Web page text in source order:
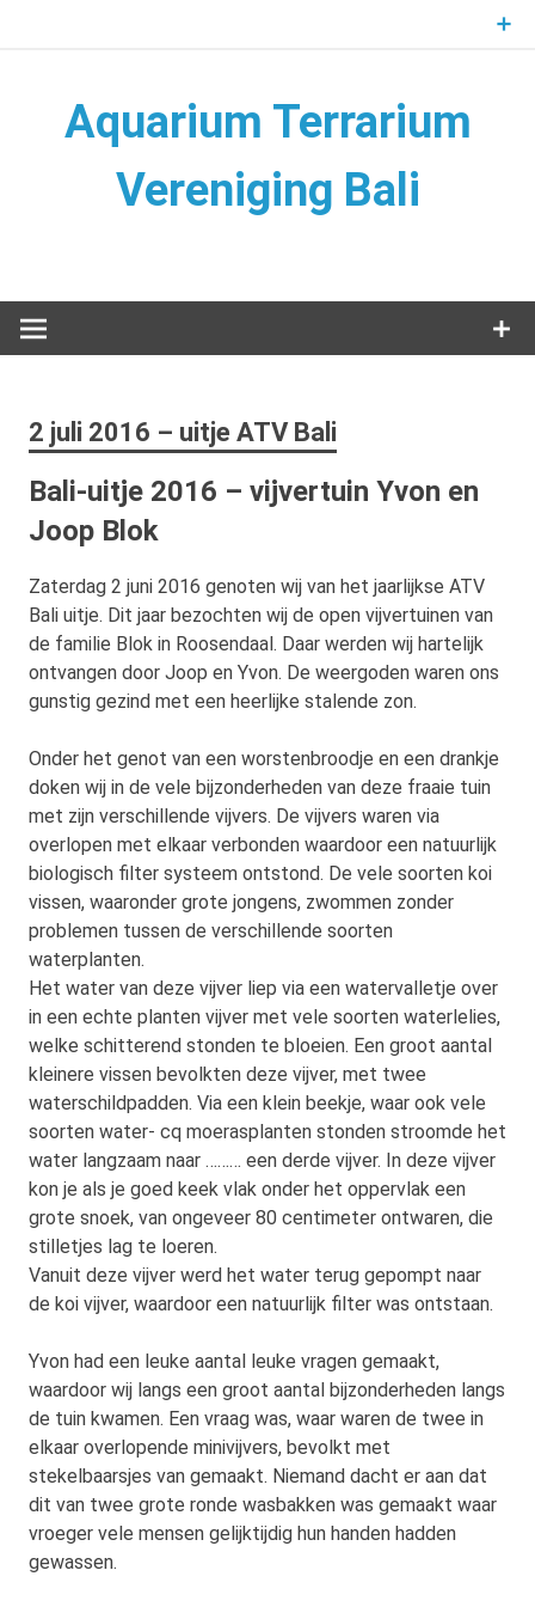
Aquarium Terrarium
Vereniging Bali
2 juli 2016 – uitje ATV Bali
Bali-uitje 2016 – vijvertuin Yvon en
Joop Blok
Zaterdag 2 juni 2016 genoten wij van het jaarlijkse ATV
Bali uitje. Dit jaar bezochten wij de open vijvertuinen van
de familie Blok in Roosendaal. Daar werden wij hartelijk
ontvangen door Joop en Yvon. De weergoden waren ons
gunstig gezind met een heerlijke stalende zon.
Onder het genot van een worstenbroodje en een drankje
doken wij in de vele bijzonderheden van deze fraaie tuin
met zijn verschillende vijvers. De vijvers waren via
overlopen met elkaar verbonden waardoor een natuurlijk
biologisch filter systeem ontstond. De vele soorten koi
vissen, waaronder grote jongens, zwommen zonder
problemen tussen de verschillende soorten
waterplanten.
Het water van deze vijver liep via een watervalletje over
in een echte planten vijver met vele soorten waterlelies,
welke schitterend stonden te bloeien. Een groot aantal
kleinere vissen bevolkten deze vijver, met twee
waterschildpadden. Via een klein beekje, waar ook vele
soorten water- cq moerasplanten stonden stroomde het
water langzaam naar ……… een derde vijver. In deze vijver
kon je als je goed keek vlak onder het oppervlak een
grote snoek, van ongeveer 80 centimeter ontwaren, die
stilletjes lag te loeren.
Vanuit deze vijver werd het water terug gepompt naar
de koi vijver, waardoor een natuurlijk filter was ontstaan.
Yvon had een leuke aantal leuke vragen gemaakt,
waardoor wij langs een groot aantal bijzonderheden langs
de tuin kwamen. Een vraag was, waar waren de twee in
elkaar overlopende minivijvers, bevolkt met
stekelbaarsjes van gemaakt. Niemand dacht er aan dat
dit van twee grote ronde wasbakken was gemaakt waar
vroeger vele mensen gelijktijdig hun handen hadden
gewassen.